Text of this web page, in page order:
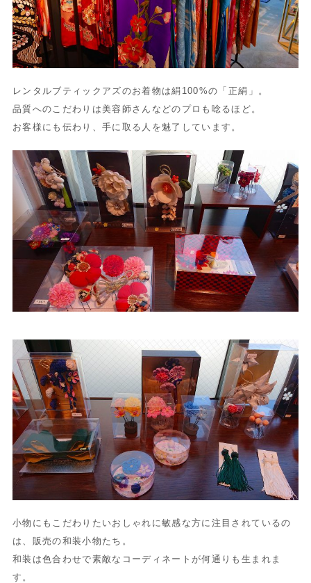
レンタルブティックアズのお着物は絹100%の「正絹」。
品質へのこだわりは美容師さんなどのプロも唸るほど。
お客様にも伝わり、手に取る人を魅了しています。
小物にもこだわりたいおしゃれに敏感な方に注目されているの
は、 販売の和装小物たち。
和装は色合わせで素敵なコーディネートが何通りも生まれま
す。